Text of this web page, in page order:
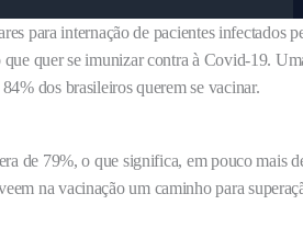
para internação de pacientes infectados
quer se imunizar contra à Covid-19.
dos brasileiros querem se vacinar.
de 79%, o que significa, em pouco mais
na vacinação um caminho para